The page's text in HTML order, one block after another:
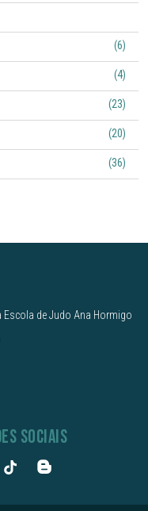
(6)
(4)
(23)
(20)
(36)
de Judo Ana Hormigo
SOCIAIS